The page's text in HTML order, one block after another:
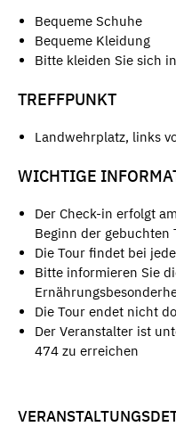
Bequeme Schuhe
Bequeme Kleidung
Bitte kleiden Sie sich
TREFFPUNKT
Landwehrplatz, links
WICHTIGE
Der Check-in erfolgt
Beginn der gebuchten
Die Tour findet bei
Bitte informieren Sie
Die Tour endet nicht
Der Veranstalter ist
474 zu erreichen